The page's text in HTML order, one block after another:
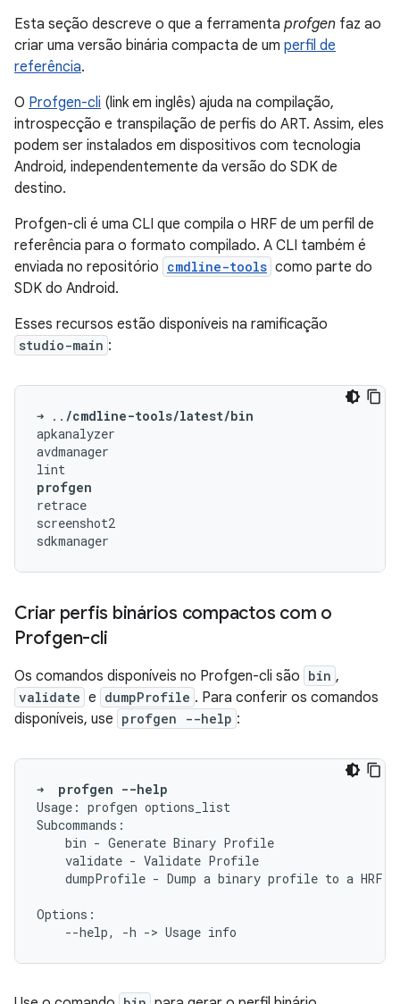
Esta seção descreve o que a ferramenta profgen faz ao
criar uma versão binária compacta de um perfil de
referência.
O Profgen-cli (link em inglês) ajuda na compilação,
introspecção e transpilação de perfis do ART. Assim, eles
podem ser instalados em dispositivos com tecnologia
Android, independentemente da versão do SDK de
destino.
Profgen-cli é uma CLI que compila o HRF de um perfil de
referência para o formato compilado. A CLI também é
enviada no repositório cmdline-tools como parte do
SDK do Android.
Esses recursos estão disponíveis na ramificação
studio-main :
➜ .. /cmdline-tools/latest/bin
apkanalyzer
avdmanager
profgen
retrace
screenshot2
Criar perfis binários compactos com o
Profgen-cli
Os comandos disponíveis no Profgen-cli são bin ,
validate e dumpProfile . Para conferir os comandos
disponíveis, use profgen --help :
➜ profgen --help
Usage: profgen options_list
bin - Generate Binary
validate - Validate
dumpProfile - Dump a binary profile to a HRF
--help,
-h -> Usage